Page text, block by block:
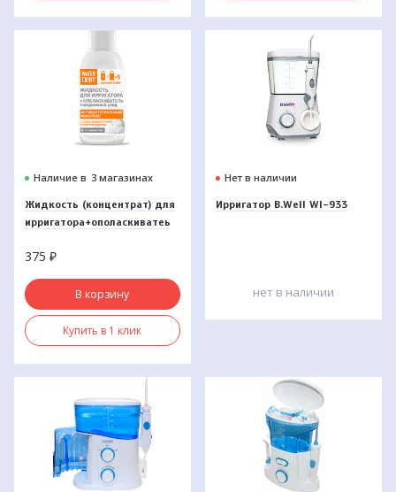
Наличие в 3 магазинах
Жидкость (концентрат) для
ирригатора+ополаскиватеь
Антибактериальный
375 ₽
В корзину
Купить в 1 клик
Нет в наличии
Ирригатор B.Well WI-933
нет в наличии